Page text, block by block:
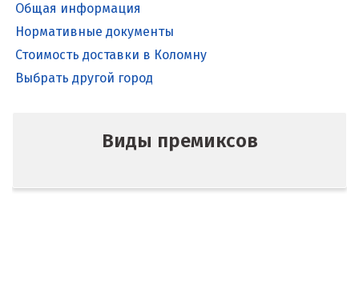
Общая информация
Нормативные документы
Стоимость доставки в Коломну
Выбрать другой город
Виды премиксов